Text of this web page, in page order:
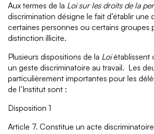
Aux termes de la Loi sur les droits de la
discrimination désigne le fait d’établir une
certaines personnes ou certains groupes
distinction illicite.
Plusieurs dispositions de la Loiétablissent
un geste discriminatoire au travail. Les
particulièrement importantes pour les
de l’Institut sont :
Disposition 1
Article 7. Constitue un acte